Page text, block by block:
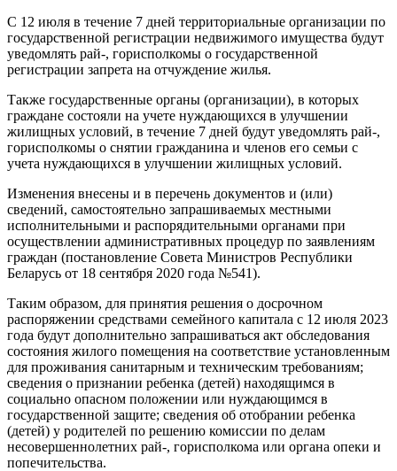
С 12 июля в течение 7 дней территориальные организации по
государственной регистрации недвижимого имущества будут
уведомлять рай-, горисполкомы о государственной
регистрации запрета на отчуждение жилья.
Также государственные органы (организации), в которых
граждане состояли на учете нуждающихся в улучшении
жилищных условий, в течение 7 дней будут уведомлять рай-,
горисполкомы о снятии гражданина и членов его семьи с
учета нуждающихся в улучшении жилищных условий.
Изменения внесены и в перечень документов и (или)
сведений, самостоятельно запрашиваемых местными
исполнительными и распорядительными органами при
осуществлении административных процедур по заявлениям
граждан (постановление Совета Министров Республики
Беларусь от 18 сентября 2020 года №541).
Таким образом, для принятия решения о досрочном
распоряжении средствами семейного капитала с 12 июля 2023
года будут дополнительно запрашиваться акт обследования
состояния жилого помещения на соответствие установленным
для проживания санитарным и техническим требованиям;
сведения о признании ребенка (детей) находящимся в
социально опасном положении или нуждающимся в
государственной защите; сведения об отобрании ребенка
(детей) у родителей по решению комиссии по делам
несовершеннолетних рай-, горисполкома или органа опеки и
попечительства.